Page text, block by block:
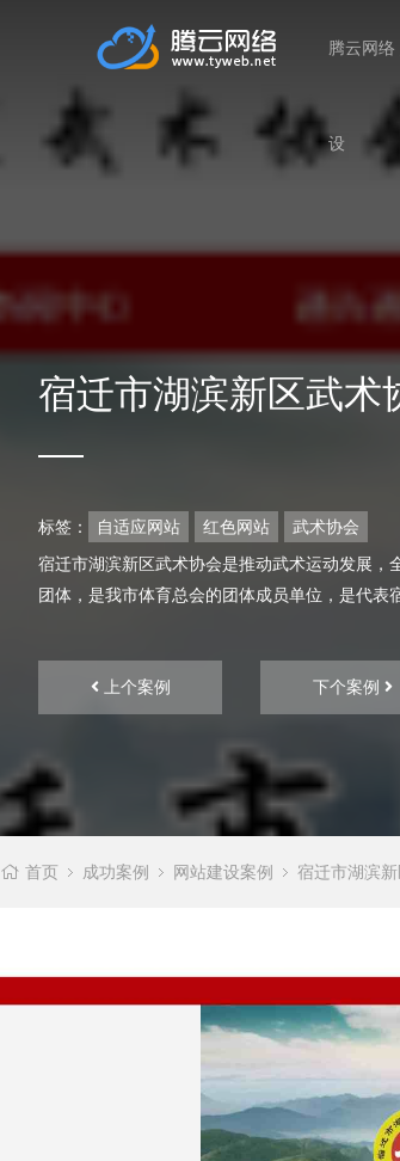
腾云网
设
宿迁市湖滨新区武术
标签： 自适应网站 红色网站 武术协会
宿迁市湖滨新区武术协会是推动武术运动发展，
团体，是我市体育总会的团体成员单位，是代表
上个案例 下个案例
首页 成功案例 网站建设案例 宿迁市湖滨